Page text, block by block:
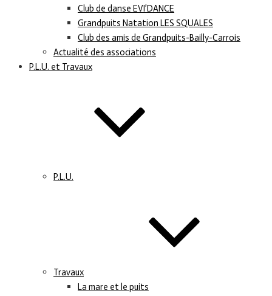
Club de danse EVI’DANCE
Grandpuits Natation LES SQUALES
Club des amis de Grandpuits-Bailly-Carrois
Actualité des associations
P.L.U. et Travaux
P.L.U.
Travaux
La mare et le puits